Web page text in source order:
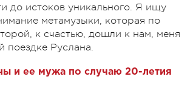
до истоков уникального. Я ищу
метамузыки, которая по
к счастью, дошли к нам, меня
поездке Руслана.
и ее мужа по случаю 20-летия